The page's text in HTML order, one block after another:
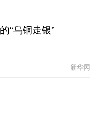
“乌铜走银”
新华网